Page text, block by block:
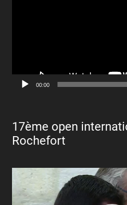
00:00
17ème open
Rochefort
Lecteur
vidéo